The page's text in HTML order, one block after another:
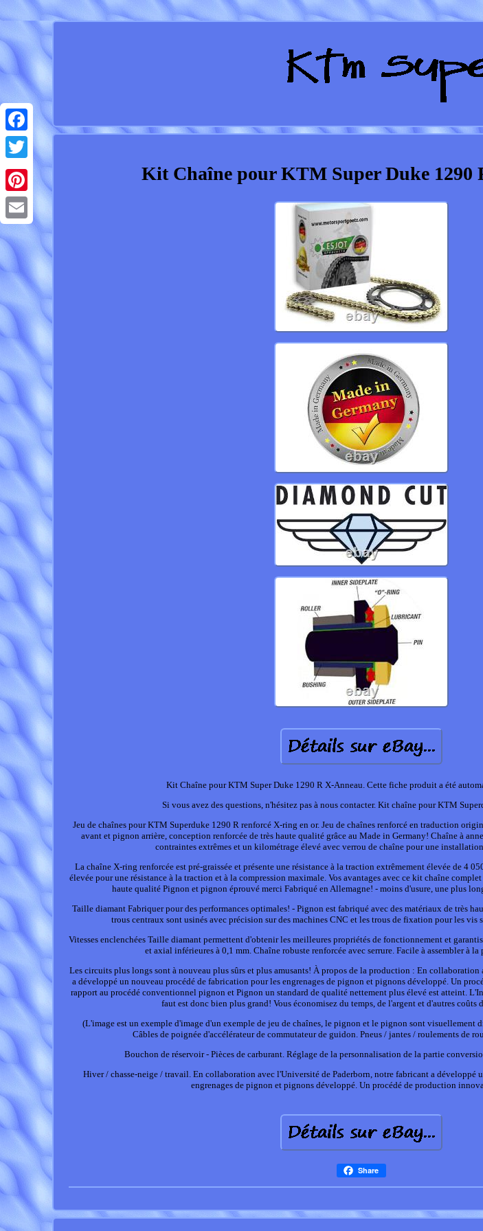
Facebook
Twitter
Pinterest
Email
Kit Chaîne pour KTM Super Duke 1290
Kit Chaîne pour KTM Super Duke 1290 R X-Anneau. Cette fiche produit a été
Si vous avez des questions, n'hésitez pas à nous contacter. Kit chaîne pour KTM
Jeu de chaînes pour KTM Superduke 1290 R renforcé X-ring en or. Jeu de chaînes renforcé en traduction
avant et pignon arrière, conception renforcée de très haute qualité grâce au Made in Germany! Chaîne à
contraintes extrêmes et un kilométrage élevé avec verrou de chaîne pour une
La chaîne X-ring renforcée est pré-graissée et présente une résistance à la traction extrêmement élevée de 4
élevée pour une résistance à la traction et à la compression maximale. Vos avantages avec ce kit chaîne
haute qualité Pignon et pignon éprouvé merci Fabriqué en Allemagne! - moins d'usure, une plus
Taille diamant Fabriquer pour des performances optimales! - Pignon est fabriqué avec des matériaux de très
trous centraux sont usinés avec précision sur des machines CNC et les trous de fixation pour les vis
Vitesses enclenchées Taille diamant permettent d'obtenir les meilleures propriétés de fonctionnement et
et axial inférieures à 0,1 mm. Chaîne robuste renforcée avec serrure. Facile à assembler à la
Les circuits plus longs sont à nouveau plus sûrs et plus amusants! À propos de la production : En
a développé un nouveau procédé de fabrication pour les engrenages de pignon et pignons développé. Un
rapport au procédé conventionnel pignon et Pignon un standard de qualité nettement plus élevé est atteint.
faut est donc bien plus grand! Vous économisez du temps, de l'argent et d'autres coûts
(L'image est un exemple d'image d'un exemple de jeu de chaînes, le pignon et le pignon sont visuellement
Câbles de poignée d'accélérateur de commutateur de guidon. Pneus / jantes / roulements de
Bouchon de réservoir - Pièces de carburant. Réglage de la personnalisation de la partie
Hiver / chasse-neige / travail. En collaboration avec l'Université de Paderborn, notre fabricant a développé
engrenages de pignon et pignons développé. Un procédé de production
Share